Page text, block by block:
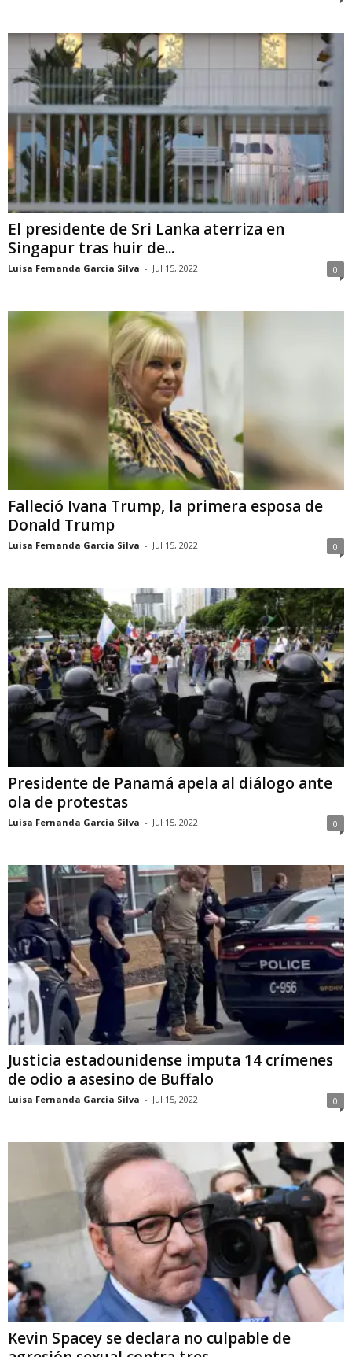
El presidente de Sri Lanka aterriza en
Singapur tras huir de...
Luisa Fernanda Garcia Silva - Jul 15, 2022 0
Falleció Ivana Trump, la primera esposa de
Donald Trump
Luisa Fernanda Garcia Silva - Jul 15, 2022 0
Presidente de Panamá apela al diálogo ante
ola de protestas
Luisa Fernanda Garcia Silva - Jul 15, 2022 0
Justicia estadounidense imputa 14 crímenes
de odio a asesino de Buffalo
Luisa Fernanda Garcia Silva - Jul 15, 2022 0
Kevin Spacey se declara no culpable de